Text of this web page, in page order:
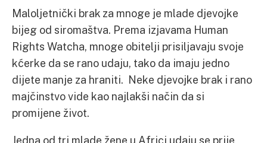
Maloljetnički brak za mnoge je mlade djevojke
bijeg od siromaštva. Prema izjavama Human
Rights Watcha, mnoge obitelji prisiljavaju svoje
kćerke da se rano udaju, tako da imaju jedno
dijete manje za hraniti. Neke djevojke brak i rano
majčinstvo vide kao najlakši način da si
promijene život.
Jedna od tri mlade žene u Africi udaju se prije